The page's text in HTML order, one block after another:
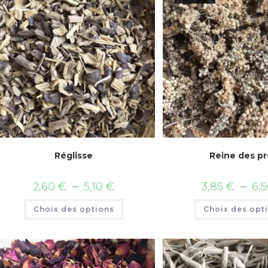
Réglisse
2,60€ – 5,10€
prix :
à
Choix des options
Ce
a
Les
options
peuvent
Reine des
3,85€ –
Choix des